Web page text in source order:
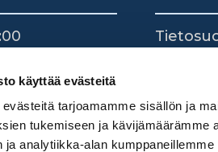
käyttää evästeitä
tarjoamamme sisällön ja
tukemiseen ja
ja analytiikka-alan